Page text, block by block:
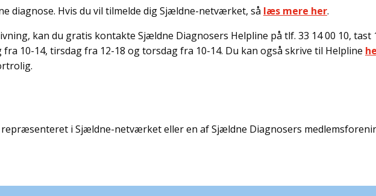
diagnose. Hvis du vil tilmelde dig Sjældne-netværket, så læs mere her.
kan du gratis kontakte Sjældne Diagnosers Helpline på tlf. 33 14 00 10, tast
10-14, tirsdag fra 12-18 og torsdag fra 10-14. Du kan også skrive til Helpline
repræsenteret i Sjældne-netværket eller en af Sjældne Diagnosers